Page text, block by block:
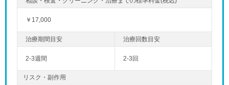
￥17,000
2-3週間 2-3回
リスク・副作用